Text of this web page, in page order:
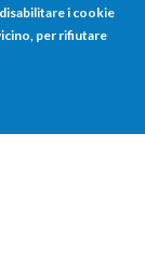
i cookie
per rifiutare